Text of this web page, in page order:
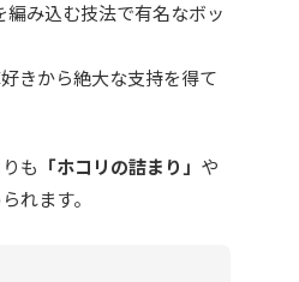
み込む技法で有名なボッ
きから絶大な支持を得て
も 「ホコリの詰まり」 や
れます。